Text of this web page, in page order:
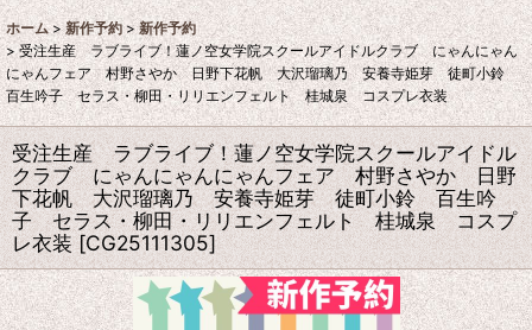
ホーム > 新作予約 > 新作予約
> 受注生産 ラブライブ！蓮ノ空女学院スクールアイドルクラブ にゃんにゃん
にゃんフェア 村野さやか 日野下花帆 大沢瑠璃乃 安養寺姫芽 徒町小鈴
百生吟子 セラス・柳田・リリエンフェルト 桂城泉 コスプレ衣装
受注生産 ラブライブ！蓮ノ空女学院スクールアイドル
クラブ にゃんにゃんにゃんフェア 村野さやか 日野
下花帆 大沢瑠璃乃 安養寺姫芽 徒町小鈴 百生吟
子 セラス・柳田・リリエンフェルト 桂城泉 コスプ
レ衣装 [CG25111305]